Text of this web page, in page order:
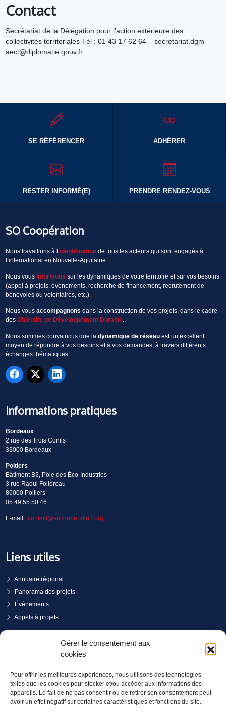
Gérer le consentement aux
cookies
Pour offrir les meilleures expériences, nous utilisons des technologies
telles que les cookies pour stocker et/ou accéder aux informations des
appareils. Le fait de ne pas consentir ou de retirer son consentement peut
avoir un effet négatif sur certaines caractéristiques et fonctions du site.
Contact
Secrétariat de la Délégation pour l’action extérieure des
collectivités territoriales Tél : 01 43 17 62 64 – secretariat.dgm-
aect@diplomatie.gouv.fr
SE RÉFÉRENCER ADHÉRER
RESTER INFORMÉ(E) PRENDRE RENDEZ-VOUS
SO Coopération
Nous travaillons à l’identificationde tous les acteurs qui sont engagés à
l’international en Nouvelle-Aquitaine.
Nous vous informons sur les dynamiques de votre territoire et sur vos besoins
(appel à projets, événements, recherche de financement, recrutement de
bénévoles ou volontaires, etc.).
Nous vous accompagnons dans la construction de vos projets, dans le cadre
des Objectifs de Développement Durable.
Nous sommes convaincus que la dynamique de réseauest un excellent
moyen de répondre à vos besoins et à vos demandes, à travers différents
échanges thématiques.
Informations pratiques
Bordeaux
2 rue des Trois Conils
33000 Bordeaux
Poitiers
Bâtiment B3, Pôle des Éco-Industries
3 rue Raoul Follereau
86000 Poitiers
05 49 55 50 46
E-mail : contact@socooperation.org
Liens utiles
Annuaire régional
Panorama des projets
Événements
Appels à projets